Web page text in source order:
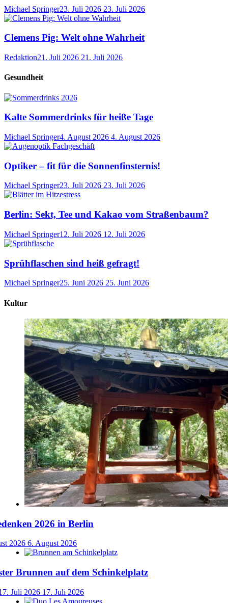
Michael Springer23. Juli 2026 23. Juli 2026
Clemens Pig: Welt ohne Wahrheit
Redaktion21. Juli 2026 21. Juli 2026
Gesundheit
Kalte Sommerdrinks für heiße Tage
Michael Springer4. August 2026 4. August 2026
Optiker – fit für die Sonnenfinsternis!
Michael Springer23. Juli 2026 23. Juli 2026
Berlin: Sekt, Tee und Kakao vom Straßenbaum?
Michael Springer12. Juli 2026 12. Juli 2026
Sprühflaschen sind heiß gefragt!
Michael Springer25. Juni 2026 25. Juni 2026
Kultur
2026 in Berlin
2026 6. August 2026
Brunnen auf dem Schinkelplatz
Juli 2026 17. Juli 2026